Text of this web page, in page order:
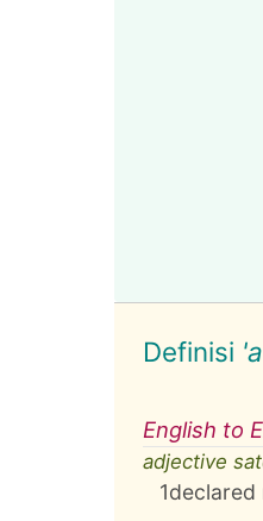
Definisi
English to
adjective
1declared